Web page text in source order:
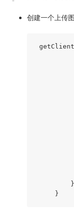
创建一个上传
         }